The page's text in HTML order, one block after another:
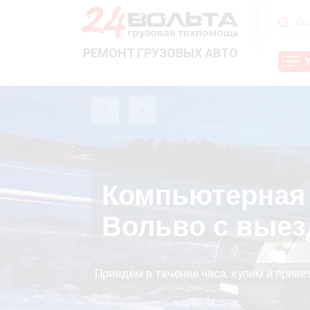
РЕМОНТ ГРУЗОВЫХ АВТО
Компьютерная
Вольво с
Приедем в течение часа, купим и